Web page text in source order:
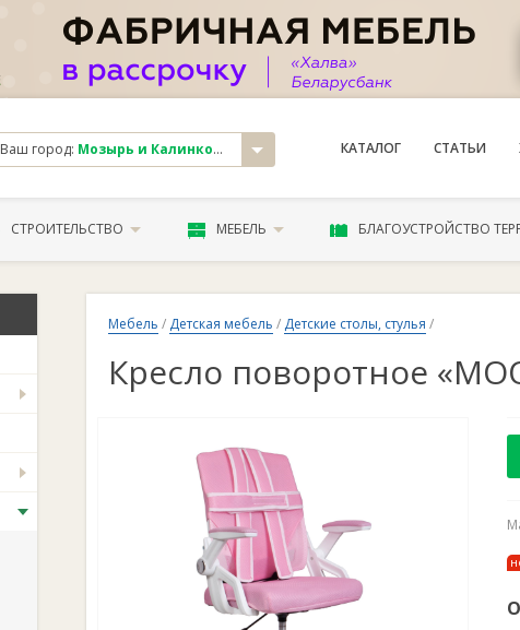
Ваш город: Мозырь и Калинковичи КАТАЛОГ СТАТЬИ
СТРОИТЕЛЬСТВО МЕБЕЛЬ БЛАГОУСТРОЙСТВО
Мебель / Детская мебель / Детские столы, стулья /
Кресло поворотное